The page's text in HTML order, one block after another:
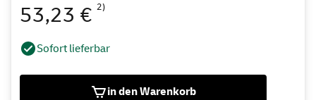
53,23 € 2)
Sofort lieferbar
in den Warenkorb